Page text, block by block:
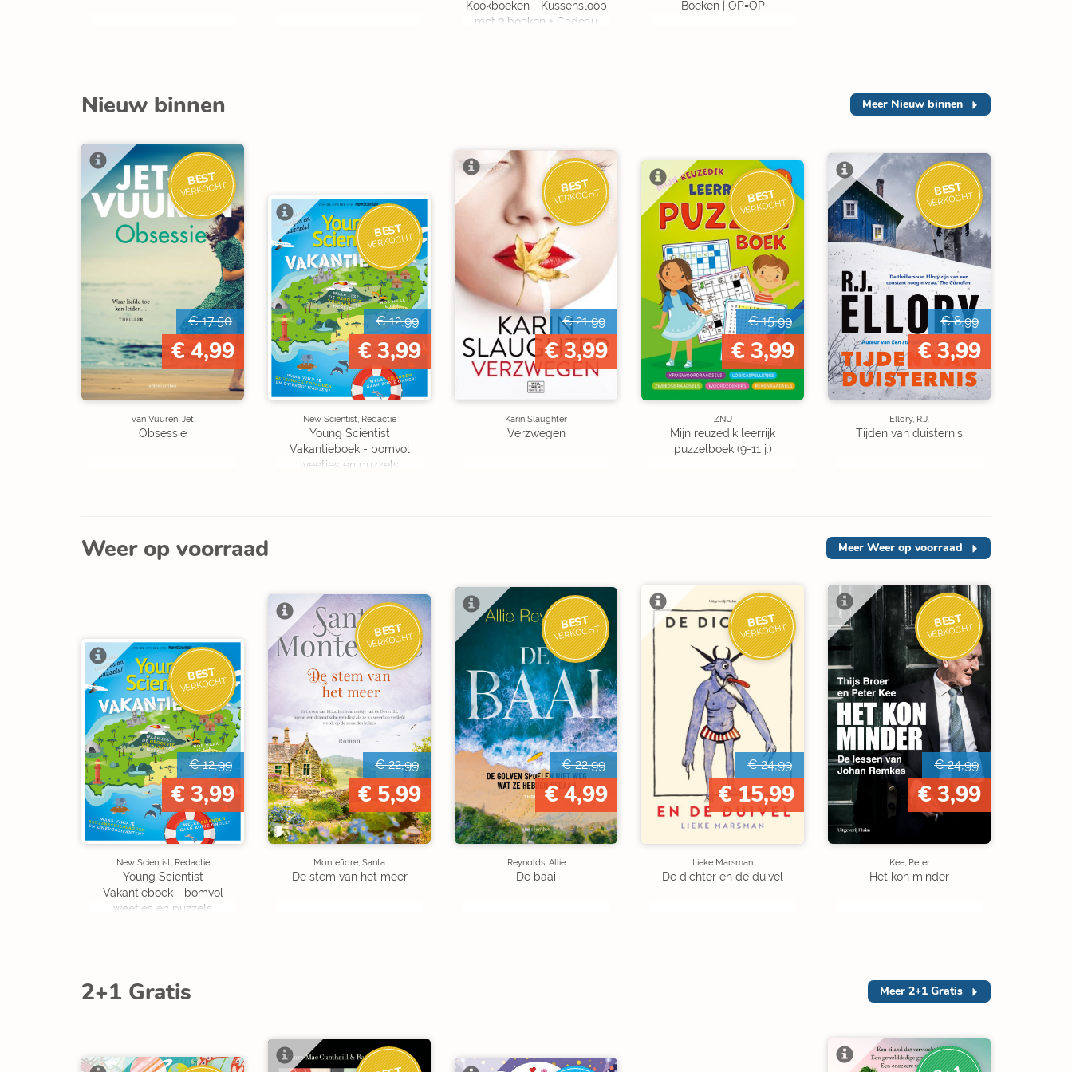
Kookboeken - Kussensloop
met 3 boeken + Cadeau
Boeken | OP=OP
Nieuw binnen Meer Nieuw binnen
BEST
VERKOCHT
€ 17,50
€ 4,99
van Vuuren, Jet
Obsessie
BEST
VERKOCHT
€ 12,99
€ 3,99
New Scientist, Redactie
Young Scientist
Vakantieboek - bomvol
weetjes en puzzels
BEST
VERKOCHT
€ 21,99
€ 3,99
Karin Slaughter
Verzwegen
BEST
VERKOCHT
€ 15,99
€ 3,99
ZNU
Mijn reuzedik leerrijk
puzzelboek (9-11 j.)
BEST
VERKOCHT
€ 8,99
€ 3,99
Ellory, R.J.
Tijden van duisternis
Weer op voorraad Meer Weer op voorraad
BEST
VERKOCHT
€ 12,99
€ 3,99
New Scientist, Redactie
Young Scientist
Vakantieboek - bomvol
weetjes en puzzels
BEST
VERKOCHT
€ 22,99
€ 5,99
Montefiore, Santa
De stem van het meer
BEST
VERKOCHT
€ 22,99
€ 4,99
Reynolds, Allie
De baai
BEST
VERKOCHT
€ 24,99
€ 15,99
Lieke Marsman
De dichter en de duivel
BEST
VERKOCHT
€ 24,99
€ 3,99
Kee, Peter
Het kon minder
2+1 Gratis Meer 2+1 Gratis